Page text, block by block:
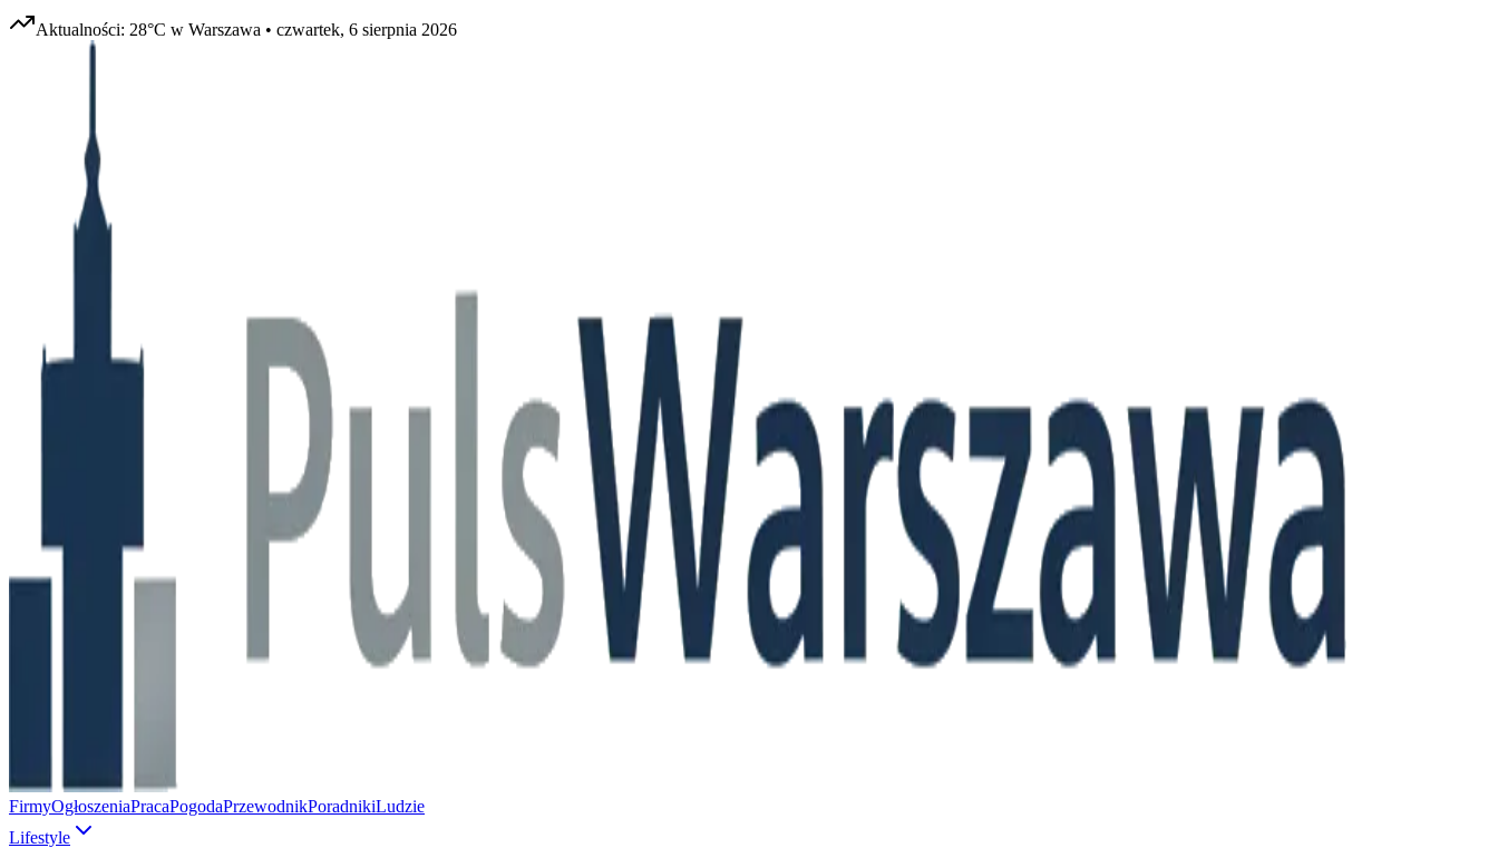
Aktualności: 28°C w Warszawa • czwartek, 6 sierpnia 2026
FirmyOgłoszeniaPracaPogodaPrzewodnikPoradnikiLudzie
Lifestyle